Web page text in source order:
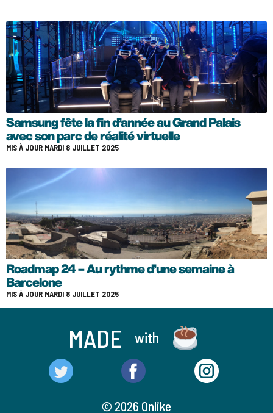
Samsung fête la fin d’année au Grand Palais
avec son parc de réalité virtuelle
MIS À JOUR MARDI 8 JUILLET 2025
Roadmap 24 – Au rythme d’une semaine à
Barcelone
MIS À JOUR MARDI 8 JUILLET 2025
MADE with
© 2026 Onlike